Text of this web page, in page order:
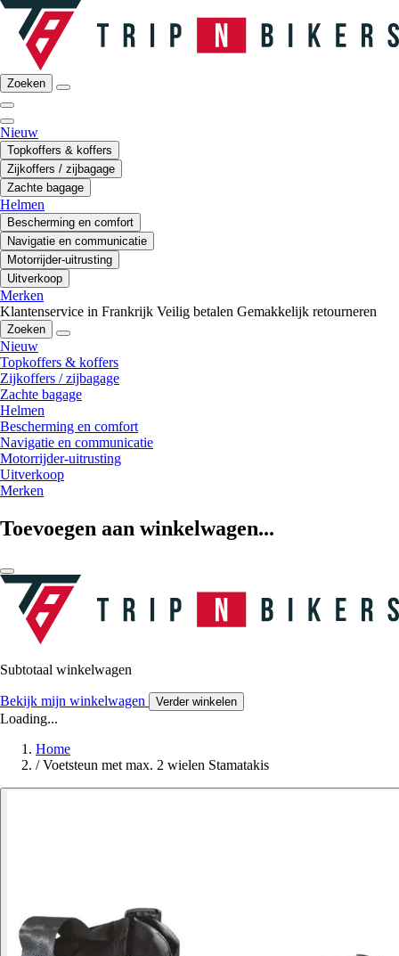
Zoeken
Nieuw
Topkoffers & koffers
Zijkoffers / zijbagage
Zachte bagage
Helmen
Bescherming en comfort
Navigatie en communicatie
Motorrijder-uitrusting
Uitverkoop
Merken
Klantenservice in Frankrijk Veilig betalen Gemakkelijk retourneren
Zoeken
Nieuw
Topkoffers & koffers
Zijkoffers / zijbagage
Zachte bagage
Helmen
Bescherming en comfort
Navigatie en communicatie
Motorrijder-uitrusting
Uitverkoop
Merken
Toevoegen aan winkelwagen...
Subtotaal winkelwagen
Bekijk mijn winkelwagen Verder winkelen
Loading...
Home
/ Voetsteun met max. 2 wielen Stamatakis